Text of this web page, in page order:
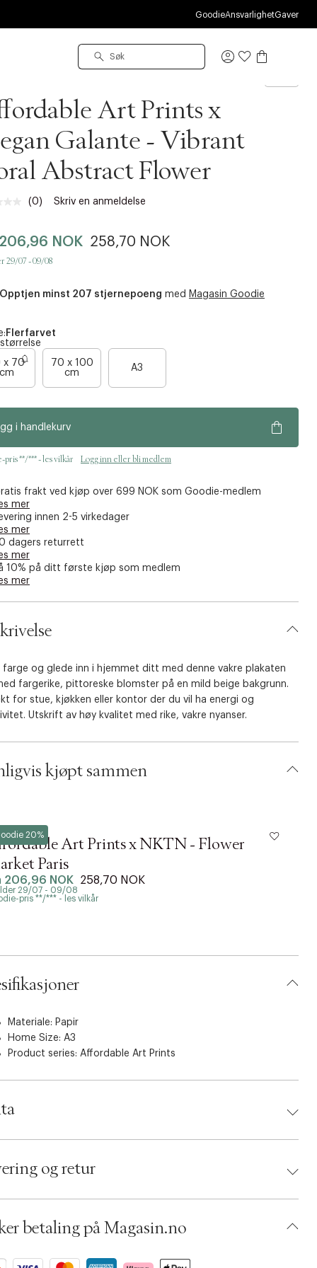
GoodieAnsvarlighetGaver
Logg
Art Prints x
Galante - Vibrant
Abstract Flower
Ingen
sidelenke.
(0) Skriv en anmeldelse
206,96 NOK 258,70 NOK
29/07 - 09/08
Opptjen minst 207 stjernepoeng med Magasin Goodie
Flerfarvet
x 70
cm
70 x 100
cm
o
e
f
å
j
A3
o
e
f
j
i handlekurv
pris **/*** - les vilkår Logg inn eller bli medlem
frakt ved kjøp over 699 NOK som Goodie-medlem
mer
innen 2-5 virkedager
mer
dagers returrett
mer
10% på ditt første kjøp som medlem
mer
farge og glede inn i hjemmet ditt med denne vakre plakaten
fargerike, pittoreske blomster på en mild beige bakgrunn.
for stue, kjøkken eller kontor der du vil ha energi og
Utskrift av høy kvalitet med rike, vakre nyanser.
kjøpt sammen
20%
& Frame
Art Prints x NKTN - Flower
Paris
206,96 NOK 258,70 NOK
29/07 - 09/08
pris **/*** - les vilkår
Materiale: Papir
Home Size: A3
Product series: Affordable Art Prints
Flerfarvet
2BC1
og retur
betaling på Magasin.no